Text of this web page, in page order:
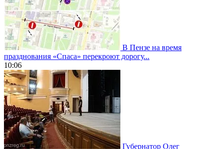
В Пензе на время
празднования «Спаса» перекроют дорогу...
10:06
Губернатор Олег